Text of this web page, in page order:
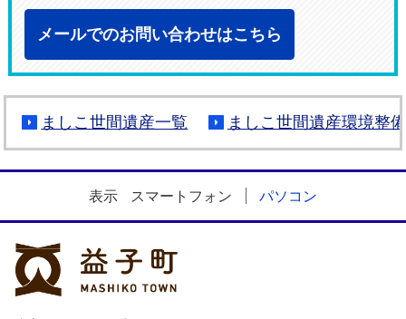
メールでのお問い合わせはこちら
ましこ世間遺産一覧 ましこ世間遺産環境整
表示 スマートフォン パソコン